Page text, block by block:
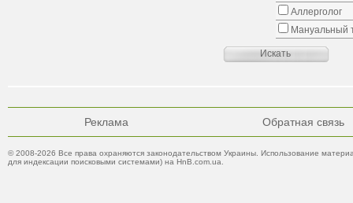
Аллерголог
Мануальный
Реклама Обратная связь
© 2008-2026 Все права охраняются законодательством Украины. Использование
для индексации поисковыми системами) на HnB.com.ua.